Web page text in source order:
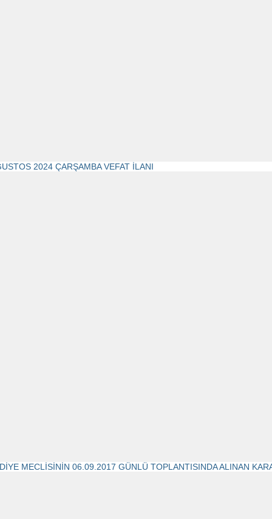
2024 ÇARŞAMBA VEFAT İLANI
MECLİSİNİN 06.09.2017 GÜNLÜ TOPLANTISINDA ALINAN